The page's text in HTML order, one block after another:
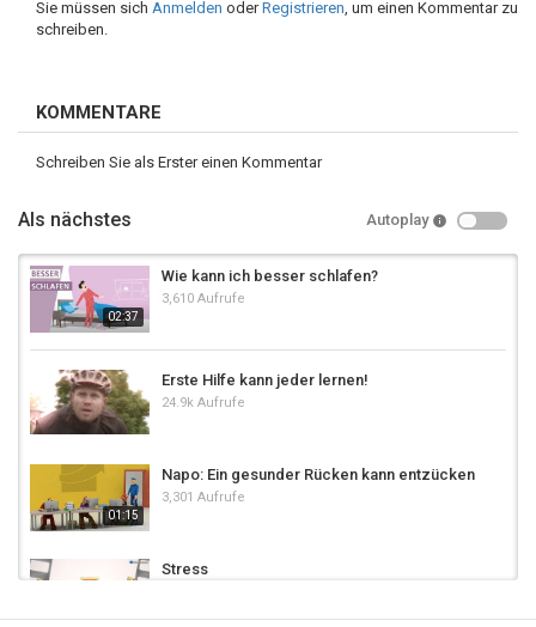
Sie müssen sich Anmelden oderRegistrieren, um einen Kommentar zu
schreiben.
KOMMENTARE
Schreiben Sie als Erster einen Kommentar
Als nächstes Autoplay
02:37
Wie kann ich besser schlafen?
3,610 Aufrufe
Erste Hilfe kann jeder lernen!
24.9k Aufrufe
01:15
Napo: Ein gesunder Rücken kann entzücken
3,301 Aufrufe
Stress